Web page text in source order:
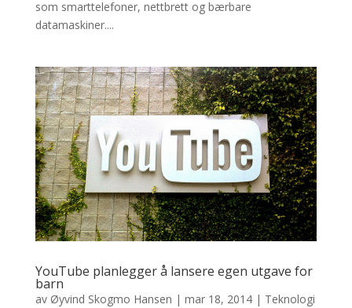
som smarttelefoner, nettbrett og bærbare
datamaskiner....
YouTube planlegger å lansere egen utgave for
barn
av Øyvind Skogmo Hansen | mar 18, 2014| Teknologi